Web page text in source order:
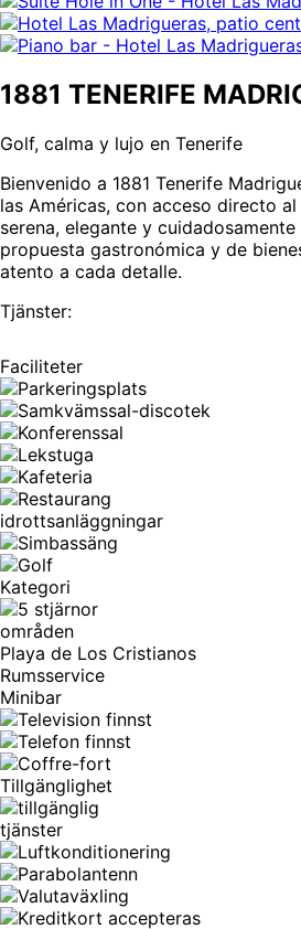
1881 TENERIFE
Golf, calma y lujo en Tenerife
Bienvenido a 1881 Tenerife
las Américas, con acceso directo
serena, elegante y
propuesta gastronómica y de
atento a cada detalle.
Tjänster:
Faciliteter
idrottsanläggningar
Kategori
områden
Playa de Los Cristianos
Rumsservice
Minibar
Tillgänglighet
tjänster